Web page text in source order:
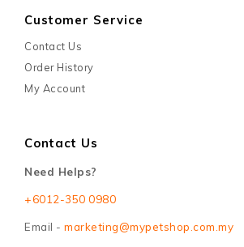
Customer Service
Contact Us
Order History
My Account
Contact Us
Need Helps?
+6012-350 0980
Email - marketing@mypetshop.com.my